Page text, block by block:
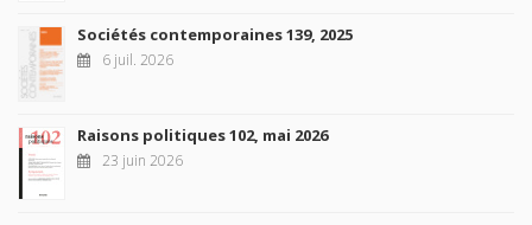
Sociétés contemporaines 139, 2025
6 juil. 2026
Raisons politiques 102, mai 2026
23 juin 2026